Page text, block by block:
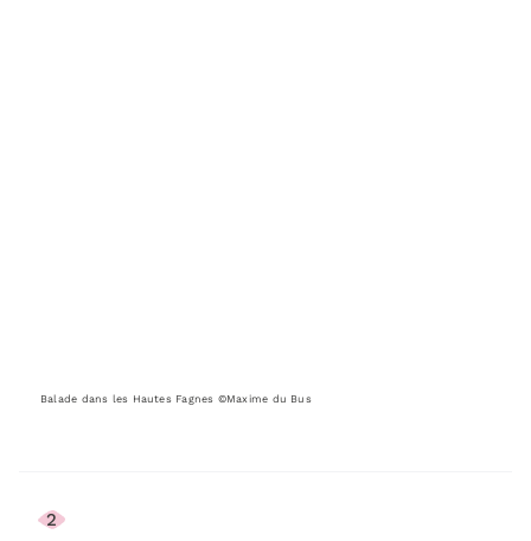
Balade dans les Hautes Fagnes ©Maxime du Bus
2